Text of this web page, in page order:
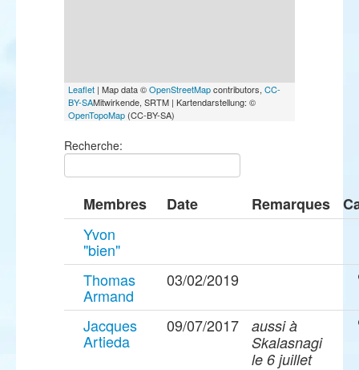
Leaflet | Map data ©OpenStreetMapcontributors, CC-
BY-SAMitwirkende, SRTM | Kartendarstellung: ©
OpenTopoMap (CC-BY-SA)
Recherche:
Membres Date Remarques
Yvon
"bien"
Thomas
Armand
03/02/2019
Jacques
Artieda
09/07/2017
aussi à
Skalasnagi
le 6 juillet